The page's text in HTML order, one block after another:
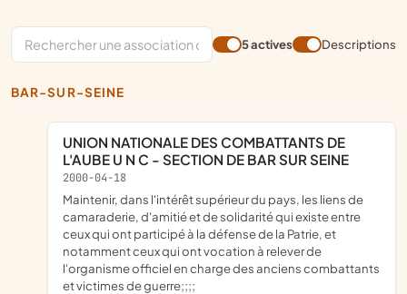
5 actives Descriptions
BAR-SUR-SEINE
UNION NATIONALE DES COMBATTANTS DE
L'AUBE U N C - SECTION DE BAR SUR SEINE
2000-04-18
maintenir, dans l'intérêt supérieur du pays, les liens de
camaraderie, d'amitié et de solidarité qui existe entre
ceux qui ont participé à la défense de la Patrie, et
notamment ceux qui ont vocation à relever de
l'organisme officiel en charge des anciens combattants
et victimes de guerre;;;;